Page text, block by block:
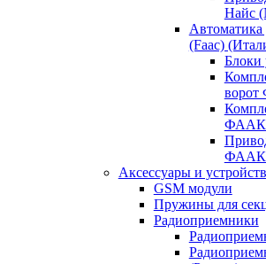
Найс
(Faac)
ФААК
ФААК
Аксессуары и
GSM модули
Пружины для
Радиоприемники